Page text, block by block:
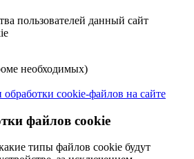
пользователей данный сайт
необходимых)
cookie-файлов на сайте
файлов cookie
типы файлов cookie будут